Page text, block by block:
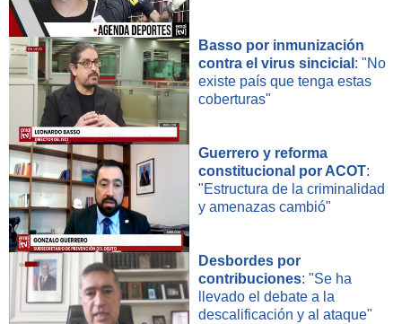
Basso por inmunización
contra el virus sincicial : "No
existe país que tenga estas
coberturas"
Guerrero y reforma
constitucional por ACOT:
"Estructura de la criminalidad
y amenazas cambió"
Desbordes por
contribuciones: "Se ha
llevado el debate a la
descalificación y al ataque"